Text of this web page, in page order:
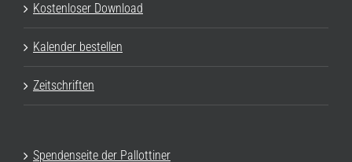
Kostenloser Download
Kalender bestellen
Zeitschriften
Spendenseite der Pallottiner